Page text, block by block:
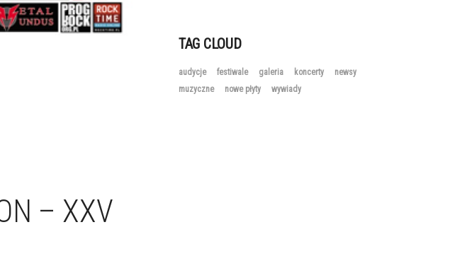
– XXV
TAG CLOUD
audycje festiwale galeria koncerty
newsy
muzyczne
nowe płyty wywiady